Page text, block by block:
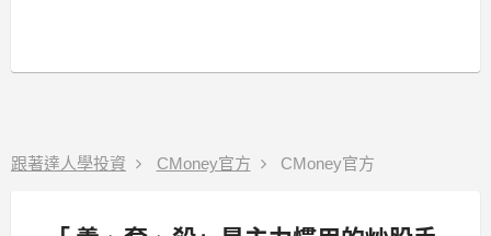
跟著達人學投資 CMoney官方 CMoney官方